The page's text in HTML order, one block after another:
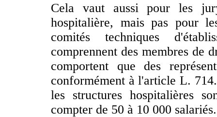
Cela vaut aussi pour les
hospitalière, mais pas pour
comités techniques
comprennent des membres de
comportent que des
conformément à l'article L.
les structures hospitalières
compter de 50 à 10 000 salariés.